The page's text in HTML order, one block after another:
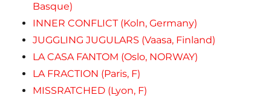
Basque)
INNER CONFLICT (Koln, Germany)
JUGGLING JUGULARS (Vaasa, Finland)
LA CASA FANTOM (Oslo, NORWAY)
LA FRACTION (Paris, F)
MISSRATCHED (Lyon, F)